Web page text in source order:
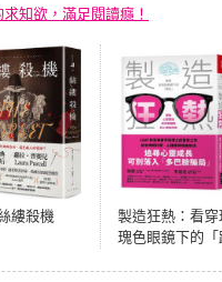
知欲，滿足閱讀癮！
縷殺機
製造狂熱：看穿
瑰色眼鏡下的「